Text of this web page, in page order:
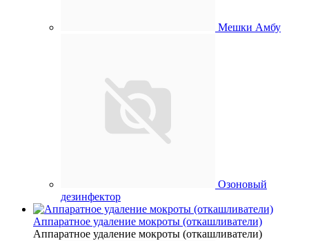
Мешки Амбу
Озоновый
дезинфектор
Аппаратное удаление мокроты (откашливатели)
Аппаратное удаление мокроты (откашливатели)